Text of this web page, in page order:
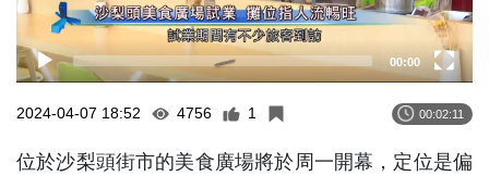
00:00
2024-04-07 18:52 4756 1 00:02:11
位於沙梨頭街市的美食廣場將於周一開幕，定位是偏